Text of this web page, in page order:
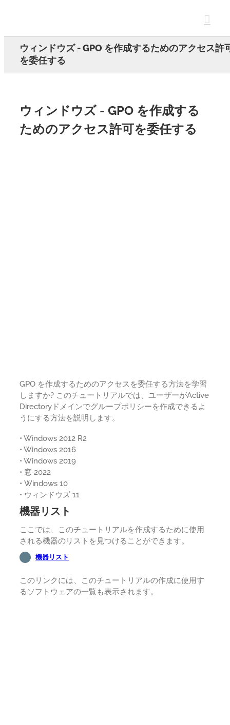
ウィンドウズ - GPO を作成するためのアクセス許
を委任する
ウィンドウズ - GPO を作成する
ためのアクセス許可を委任する
GPO を作成するためのアクセスを委任する方法を学習
しますか? このチュートリアルでは、ユーザーがActive
Directoryドメインでグループポリシーを作成できるよ
うにする方法を説明します。
• Windows 2012 R2
• Windows 2016
• Windows 2019
• 窓 2022
• Windows 10
• ウィンドウズ 11
機器リスト
ここでは、このチュートリアルを作成するために使用
される機器のリストを見つけることができます。
機器リスト
このリンクには、このチュートリアルの作成に使用す
るソフトウェアの一覧も表示されます。